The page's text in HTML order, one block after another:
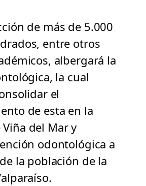
de más de 5.000
entre otros
albergará la
la cual
el
de esta en la
del Mar y
odontológica a
la población de la